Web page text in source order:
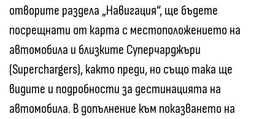
отворите раздела „Навигация“, ще бъдете
посрещнати от карта с местоположението на
автомобила и близките Суперчарджъри
(Superchargers), както преди, но също така ще
видите и подробности за дестинацията на
автомобила. В допълнение към показването на